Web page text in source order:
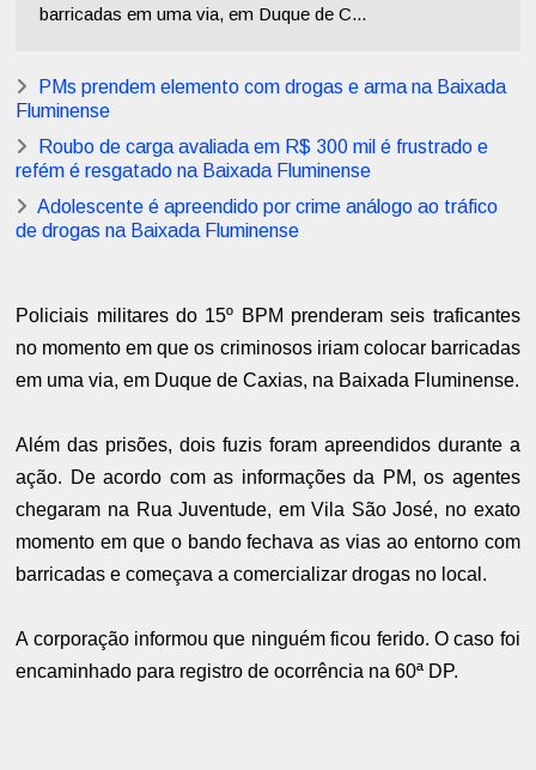
barricadas em uma via, em Duque de C...
PMs prendem elemento com drogas e arma na Baixada
Fluminense
Roubo de carga avaliada em R$ 300 mil é frustrado e
refém é resgatado na Baixada Fluminense
Adolescente é apreendido por crime análogo ao tráfico
de drogas na Baixada Fluminense
Policiais militares do 15º BPM prenderam seis traficantes
no momento em que os criminosos iriam colocar barricadas
em uma via, em Duque de Caxias, na Baixada Fluminense.
Além das prisões, dois fuzis foram apreendidos durante a
ação. De acordo com as informações da PM, os agentes
chegaram na Rua Juventude, em Vila São José, no exato
momento em que o bando fechava as vias ao entorno com
barricadas e começava a comercializar drogas no local.
A corporação informou que ninguém ficou ferido. O caso foi
encaminhado para registro de ocorrência na 60ª DP.